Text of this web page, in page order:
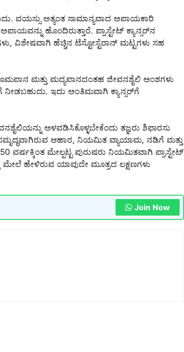
ವಯಸ್ಸು ಅತ್ಯಂತ ಸಾಮಾನ್ಯವಾದ ಅಪಾಯಕಾರಿ
ಹೊಂದಿರುತ್ತಾರೆ. ಪ್ರಾಸ್ಟೇಟ್ ಕ್ಯಾನ್ಸರ್‌ನ
ವಿಶೇಷವಾಗಿ ಹೆಚ್ಚಿನ ಟೆಸ್ಟೋಸ್ಟೆರಾನ್ ಮಟ್ಟಗಳು ಸಹ
ಮತ್ತು ಮದ್ಯಪಾನದಂತಹ ಜೀವನಶೈಲಿ ಅಂಶಗಳು
ಇದು ಅಂತಿಮವಾಗಿ ಕ್ಯಾನ್ಸರ್‌ಗೆ
ಅಳವಡಿಸಿಕೊಳ್ಳಬೇಕೆಂದು ತಜ್ಞರು ಶಿಫಾರಸು
ಆಹಾರ, ನಿಯಮಿತ ವ್ಯಾಯಾಮ, ನಡಿಗೆ ಮತ್ತು
ವರ್ಷಕ್ಕಿಂತ ಮೇಲ್ಪಟ್ಟ ಪುರುಷರು ನಿಯಮಿತವಾಗಿ ಪ್ರಾಸ್ಟೇಟ್
ಮೇಲೆ ಹೇಳಿರುವ ಯಾವುದೇ ಮೂತ್ರದ ಲಕ್ಷಣಗಳು
Join Now